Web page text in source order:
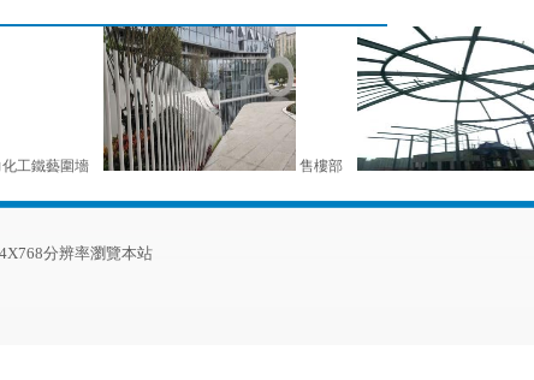
化工鐵藝圍墻
售樓部
分辨率瀏覽本站